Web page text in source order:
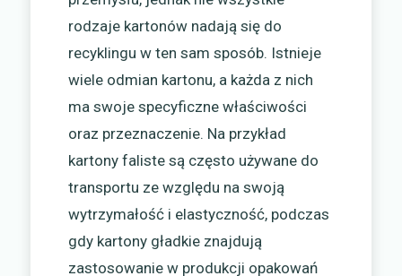
rodzaje kartonów nadają się do
recyklingu w ten sam sposób. Istnieje
wiele odmian kartonu, a każda z nich
ma swoje specyficzne właściwości
oraz przeznaczenie. Na przykład
kartony faliste są często używane do
transportu ze względu na swoją
wytrzymałość i elastyczność, podczas
gdy kartony gładkie znajdują
zastosowanie w produkcji opakowań